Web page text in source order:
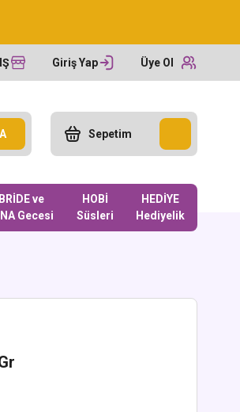
Giriş Yap Üye Ol
Sepetim
BRİDE ve
Gecesi
HOBİ
Süsleri
HEDİYE
Hediyelik